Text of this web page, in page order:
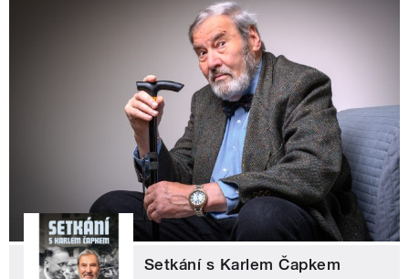
Setkání s Karlem Čapkem